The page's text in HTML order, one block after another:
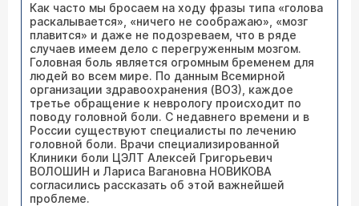
Как часто мы бросаем на ходу фразы типа «голова
раскалывается», «ничего не соображаю», «мозг
плавится» и даже не подозреваем, что в ряде
случаев имеем дело с перегруженным мозгом.
Головная боль является огромным бременем для
людей во всем мире. По данным Всемирной
организации здравоохранения (ВОЗ), каждое
третье обращение к неврологу происходит по
поводу головной боли. С недавнего времени и в
России существуют специалисты по лечению
головной боли. Врачи специализированной
Клиники боли ЦЭЛТ Алексей Григорьевич
ВОЛОШИН и Лариса Вагановна НОВИКОВА
согласились рассказать об этой важнейшей
проблеме.